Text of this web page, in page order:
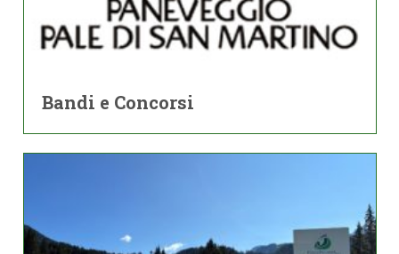
Bandi e Concorsi